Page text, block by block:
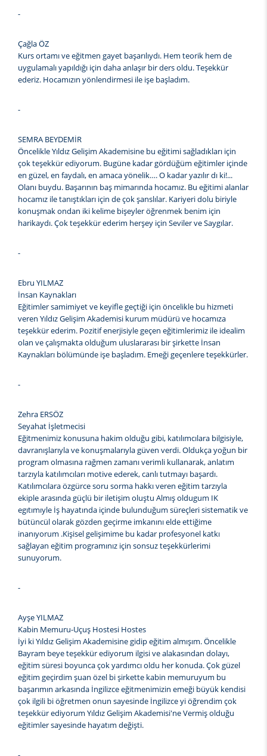
-
Çağla ÖZ
Kurs ortamı ve eğitmen gayet başarılıydı. Hem teorik hem de
uygulamalı yapıldığı için daha anlaşır bir ders oldu. Teşekkür
ederiz. Hocamızın yönlendirmesi ile işe başladım.
-
SEMRA BEYDEMİR
Öncelikle Yıldız Gelişim Akademisine bu eğitimi sağladıkları için
çok teşekkür ediyorum. Bugüne kadar gördüğüm eğitimler içinde
en güzel, en faydalı, en amaca yönelik…. O kadar yazılır dı ki!...
Olanı buydu. Başarının baş mimarında hocamız. Bu eğitimi alanlar
hocamız ile tanıştıkları için de çok şanslılar. Kariyeri dolu biriyle
konuşmak ondan iki kelime bişeyler öğrenmek benim için
harikaydı. Çok teşekkür ederim herşey için Seviler ve Saygılar.
-
Ebru YILMAZ
İnsan Kaynakları
Eğitimler samimiyet ve keyifle geçtiği için öncelikle bu hizmeti
veren Yıldız Gelişim Akademisi kurum müdürü ve hocamıza
teşekkür ederim. Pozitif enerjisiyle geçen eğitimlerimiz ile idealim
olan ve çalışmakta olduğum uluslararası bir şirkette İnsan
Kaynakları bölümünde işe başladım. Emeği geçenlere teşekkürler.
-
Zehra ERSÖZ
Seyahat İşletmecisi
Eğitmenimiz konusuna hakim olduğu gibi, katılımcılara bilgisiyle,
davranışlarıyla ve konuşmalarıyla güven verdi. Oldukça yoğun bir
program olmasına rağmen zamanı verimli kullanarak, anlatım
tarzıyla katılımcıları motive ederek, canlı tutmayı başardı.
Katılımcılara özgürce soru sorma hakkı veren eğitim tarzıyla
ekiple arasında güçlü bir iletişim oluştu Almış oldugum IK
egıtımıyle İş hayatında içinde bulunduğum süreçleri sistematik ve
bütüncül olarak gözden geçirme imkanını elde ettiğime
inanıyorum .Kişisel gelişimime bu kadar profesyonel katkı
sağlayan eğitim programınız için sonsuz teşekkürlerimi
sunuyorum.
-
Ayşe YILMAZ
Kabin Memuru-Uçuş Hostesi Hostes
İyi ki Yıldız Gelişim Akademisine gidip eğitim almışım. Öncelikle
Bayram beye teşekkür ediyorum ilgisi ve alakasından dolayı,
eğitim süresi boyunca çok yardımcı oldu her konuda. Çok güzel
eğitim geçirdim şuan özel bi şirkette kabin memuruyum bu
başarımın arkasında İngilizce eğitmenimizin emeği büyük kendisi
çok ilgili bi öğretmen onun sayesinde İngilizce yi öğrendim çok
teşekkür ediyorum Yıldız Gelişim Akademisi'ne Vermiş olduğu
eğitimler sayesinde hayatım değişti.